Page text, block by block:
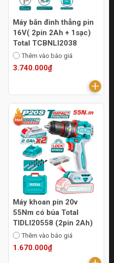
Máy bắn đinh thẳng pin
16V( 2pin 2Ah + 1sạc)
Total TCBNLI2038
Thêm vào báo giá
3.740.000₫
Máy khoan pin 20v
55Nm có búa Total
TIDLI20558 (2pin 2Ah)
Thêm vào báo giá
1.670.000₫